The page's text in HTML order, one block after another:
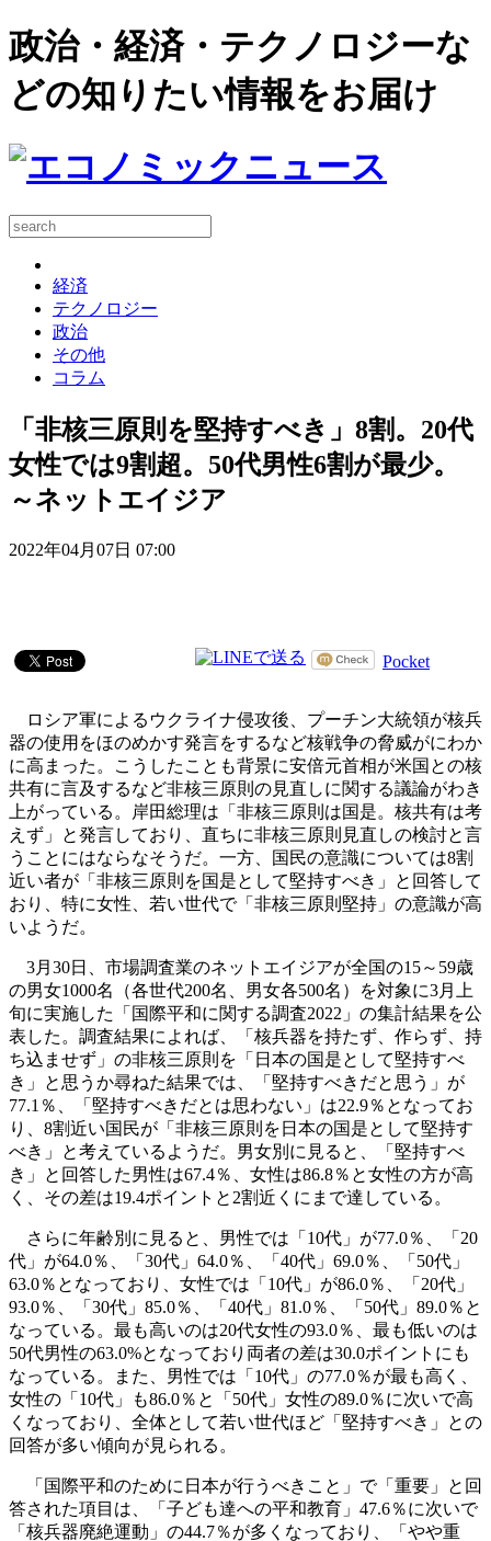
政治・経済・テクノロジーな
どの知りたい情報をお届け
経済
テクノロジー
政治
その他
コラム
「非核三原則を堅持すべき」8割。20代
女性では9割超。50代男性6割が最少。
～ネットエイジア
2022年04月07日 07:00
Pocket
ロシア軍によるウクライナ侵攻後、プーチン大統領が核兵
器の使用をほのめかす発言をするなど核戦争の脅威がにわか
に高まった。こうしたことも背景に安倍元首相が米国との核
共有に言及するなど非核三原則の見直しに関する議論がわき
上がっている。岸田総理は「非核三原則は国是。核共有は考
えず」と発言しており、直ちに非核三原則見直しの検討と言
うことにはならなそうだ。一方、国民の意識については8割
近い者が「非核三原則を国是として堅持すべき」と回答して
おり、特に女性、若い世代で「非核三原則堅持」の意識が高
いようだ。
3月30日、市場調査業のネットエイジアが全国の15～59歳
の男女1000名（各世代200名、男女各500名）を対象に3月上
旬に実施した「国際平和に関する調査2022」の集計結果を公
表した。調査結果によれば、「核兵器を持たず、作らず、持
ち込ませず」の非核三原則を「日本の国是として堅持すべ
き」と思うか尋ねた結果では、「堅持すべきだと思う」が
77.1％、「堅持すべきだとは思わない」は22.9％となってお
り、8割近い国民が「非核三原則を日本の国是として堅持す
べき」と考えているようだ。男女別に見ると、「堅持すべ
き」と回答した男性は67.4％、女性は86.8％と女性の方が高
く、その差は19.4ポイントと2割近くにまで達している。
さらに年齢別に見ると、男性では「10代」が77.0％、「20
代」が64.0％、「30代」64.0％、「40代」69.0％、「50代」
63.0％となっており、女性では「10代」が86.0％、「20代」
93.0％、「30代」85.0％、「40代」81.0％、「50代」89.0％と
なっている。最も高いのは20代女性の93.0％、最も低いのは
50代男性の63.0%となっており両者の差は30.0ポイントにも
なっている。また、男性では「10代」の77.0％が最も高く、
女性の「10代」も86.0％と「50代」女性の89.0％に次いで高
くなっており、全体として若い世代ほど「堅持すべき」との
回答が多い傾向が見られる。
「国際平和のために日本が行うべきこと」で「重要」と回
答された項目は、「子ども達への平和教育」47.6％に次いで
「核兵器廃絶運動」の44.7％が多くなっており、「やや重